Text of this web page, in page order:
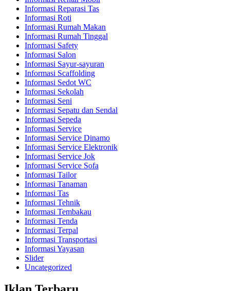
Informasi Reparasi Tas
Informasi Roti
Informasi Rumah Makan
Informasi Rumah Tinggal
Informasi Safety
Informasi Salon
Informasi Sayur-sayuran
Informasi Scaffolding
Informasi Sedot WC
Informasi Sekolah
Informasi Seni
Informasi Sepatu dan Sendal
Informasi Sepeda
Informasi Service
Informasi Service Dinamo
Informasi Service Elektronik
Informasi Service Jok
Informasi Service Sofa
Informasi Tailor
Informasi Tanaman
Informasi Tas
Informasi Tehnik
Informasi Tembakau
Informasi Tenda
Informasi Terpal
Informasi Transportasi
Informasi Yayasan
Slider
Uncategorized